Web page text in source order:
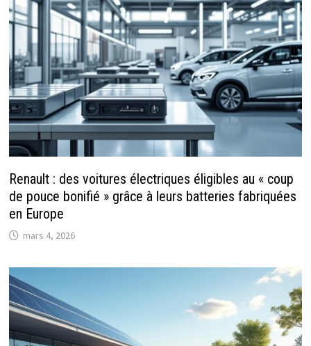
Renault : des voitures électriques éligibles au « coup
de pouce bonifié » grâce à leurs batteries fabriquées
en Europe
mars 4, 2026